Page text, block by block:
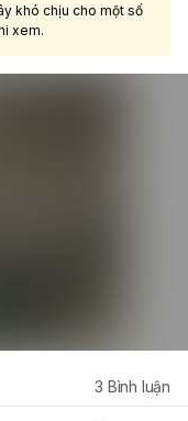
khó chịu cho một số
xem.
3 Bình luận